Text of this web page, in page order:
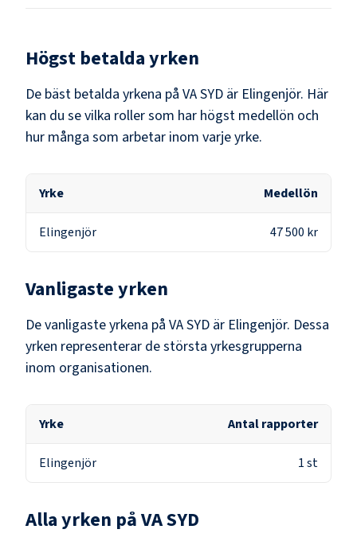
Högst betalda yrken
De bäst betalda yrkena på VA SYD är Elingenjör. Här
kan du se vilka roller som har högst medellön och
hur många som arbetar inom varje yrke.
Yrke Medellön
Elingenjör 47 500 kr
Vanligaste yrken
De vanligaste yrkena på VA SYD är Elingenjör. Dessa
yrken representerar de största yrkesgrupperna
inom organisationen.
Yrke Antal rapporter
Elingenjör 1st
Alla yrken påVA SYD